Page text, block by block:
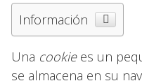
Información
Una cookiees un
se almacena en su